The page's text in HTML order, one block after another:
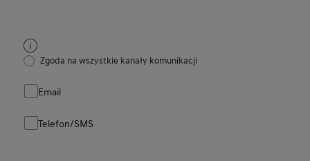
Zgoda na wszystkie kanały komunikacji
Email
Telefon/SMS